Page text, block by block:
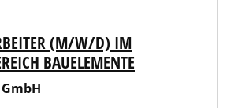
(M/W/D) IM
BAUELEMENTE